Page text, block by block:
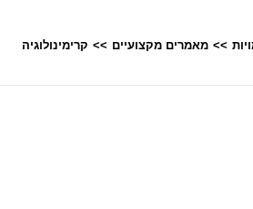
>> מאמרים מקצועיים >> קרימינולוגיה